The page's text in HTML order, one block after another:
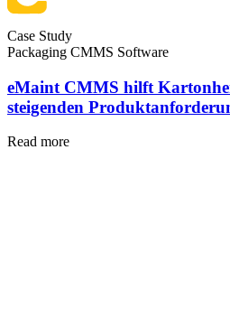
Case Study
Packaging CMMS Software
eMaint CMMS hilft
steigenden
Read more